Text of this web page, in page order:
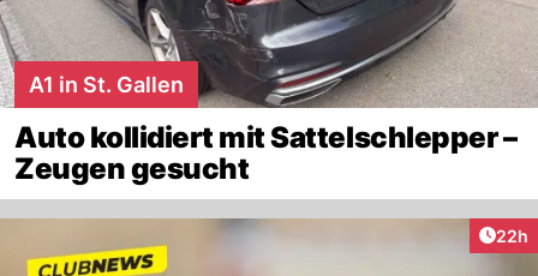
A1 in St. Gallen
Auto kollidiert mit Sattelschlepper –
Zeugen gesucht
22h